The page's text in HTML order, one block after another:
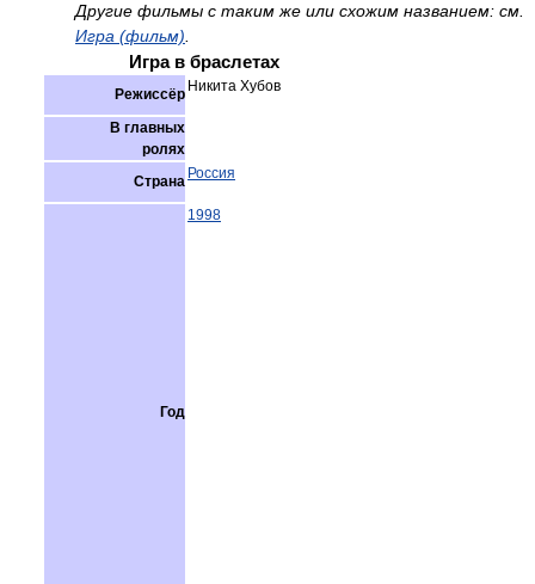
Другие фильмы с таким же или схожим названием: см.
Игра (фильм)
Игра в браслетах
Режиссёр Никита Хубов
В главных
ролях
Страна Россия
Год
1998